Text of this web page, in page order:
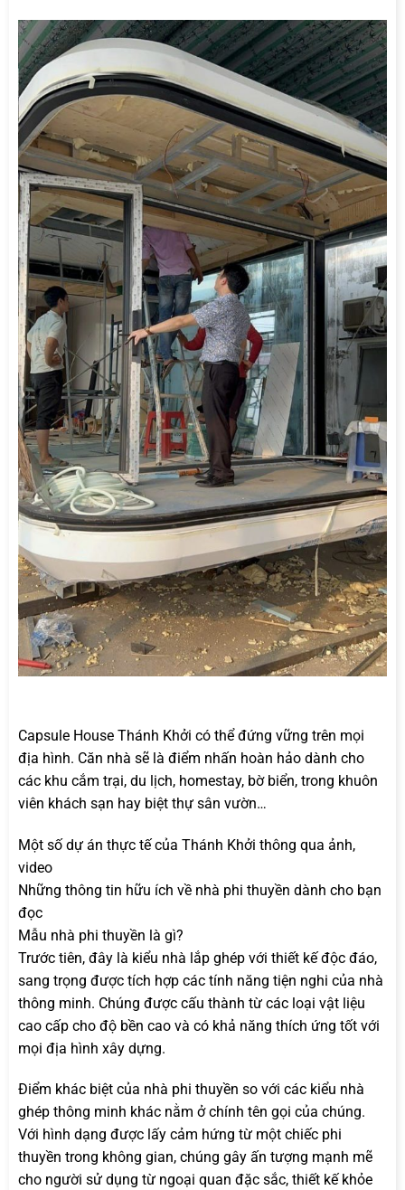
Capsule House Thánh Khởi có thể đứng vững trên mọi
địa hình. Căn nhà sẽ là điểm nhấn hoàn hảo dành cho
các khu cắm trại, du lịch, homestay, bờ biển, trong khuôn
viên khách sạn hay biệt thự sân vườn…
Một số dự án thực tế của Thánh Khởi thông qua ảnh,
video
Những thông tin hữu ích về nhà phi thuyền dành cho bạn
đọc
Mẫu nhà phi thuyền là gì?
Trước tiên, đây là kiểu nhà lắp ghép với thiết kế độc đáo,
sang trọng được tích hợp các tính năng tiện nghi của nhà
thông minh. Chúng được cấu thành từ các loại vật liệu
cao cấp cho độ bền cao và có khả năng thích ứng tốt với
mọi địa hình xây dựng.
Điểm khác biệt của nhà phi thuyền so với các kiểu nhà
ghép thông minh khác nằm ở chính tên gọi của chúng.
Với hình dạng được lấy cảm hứng từ một chiếc phi
thuyền trong không gian, chúng gây ấn tượng mạnh mẽ
cho người sử dụng từ ngoại quan đặc sắc, thiết kế khỏe